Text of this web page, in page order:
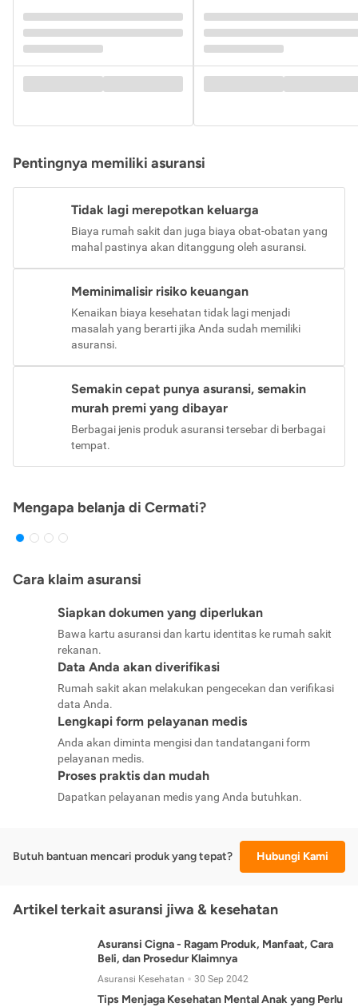
Pentingnya memiliki asuransi
Tidak lagi merepotkan keluarga
Biaya rumah sakit dan juga biaya obat-obatan yang
mahal pastinya akan ditanggung oleh asuransi.
Meminimalisir risiko keuangan
Kenaikan biaya kesehatan tidak lagi menjadi
masalah yang berarti jika Anda sudah memiliki
asuransi.
Semakin cepat punya asuransi, semakin
murah premi yang dibayar
Berbagai jenis produk asuransi tersebar di berbagai
tempat.
Mengapa belanja di Cermati?
Cara klaim asuransi
Siapkan dokumen yang diperlukan
Bawa kartu asuransi dan kartu identitas ke rumah sakit
rekanan.
Data Anda akan diverifikasi
Rumah sakit akan melakukan pengecekan dan verifikasi
data Anda.
Lengkapi form pelayanan medis
Anda akan diminta mengisi dan tandatangani form
pelayanan medis.
Proses praktis dan mudah
Dapatkan pelayanan medis yang Anda butuhkan.
Butuh bantuan mencari produk yang tepat? Hubungi Kami
Artikel terkait asuransi jiwa & kesehatan
Asuransi Cigna - Ragam Produk, Manfaat, Cara
Beli, dan Prosedur Klaimnya
Asuransi Kesehatan 30 Sep 2042
Tips Menjaga Kesehatan Mental Anak yang Perlu